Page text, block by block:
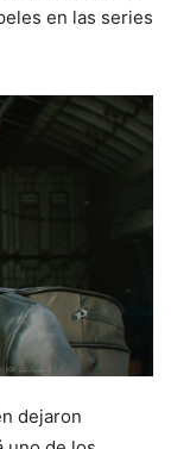
en las series
dejaron